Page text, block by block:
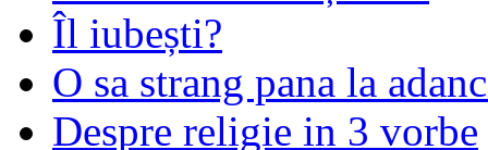
Îl iubești?
O sa strang pana la
Despre religie in 3 vorbe